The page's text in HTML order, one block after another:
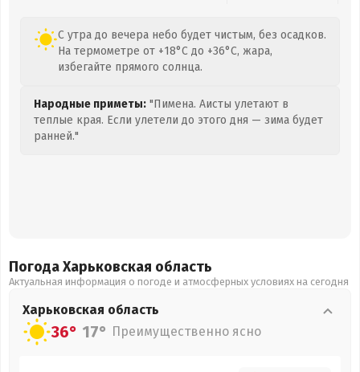
С утра до вечера небо будет чистым, без осадков.
На термометре от +18°C до +36°C, жара,
избегайте прямого солнца.
Народные приметы: "Пимена. Аисты улетают в
теплые края. Если улетели до этого дня — зима будет
ранней."
Погода Харьковская область
Актуальная информация о погоде и атмосферных условиях на сегодня
Харьковская область
36° 17° Преимущественно ясно